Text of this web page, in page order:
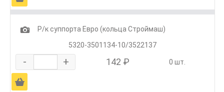
1
Р/к суппорта Евро (кольца Строймаш)
5320-3501134-10/3522137
- + 142 ₽ 0 шт.
Ä